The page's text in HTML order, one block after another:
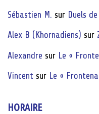
Sébastien M. sur Duels
Alex B (Khornadiens) sur
Alexandre sur Le «
Vincent sur Le «
HORAIRE